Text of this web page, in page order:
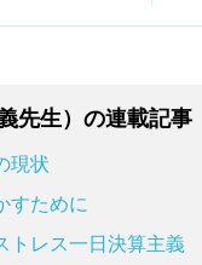
先生）の連載記事
現状
すために
レス一日決算主義